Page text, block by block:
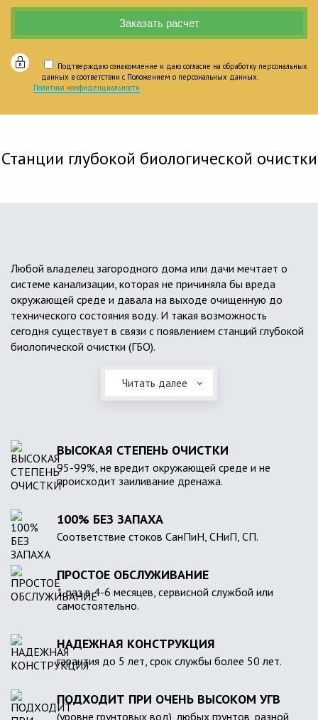
Подтверждаю ознакомление и даю согласие на обработку персональных
данных в соответствии с Положением о персональных данных.
Политика конфиденциальности
Станции глубокой биологической очистки
Любой владелец загородного дома или дачи мечтает о
системе канализации, которая не причиняла бы вреда
окружающей среде и давала на выходе очищенную до
технического состояния воду. И такая возможность
сегодня существует в связи с появлением станций глубокой
биологической очистки (ГБО).
Читать далее
ВЫСОКАЯ СТЕПЕНЬ ОЧИСТКИ
95-99%, не вредит окружающей среде и не
происходит заиливание дренажа.
100% БЕЗ ЗАПАХА
Соответствие стоков СанПиН, СНиП, СП.
ПРОСТОЕ ОБСЛУЖИВАНИЕ
1 раз в 4-6 месяцев, сервисной службой или
самостоятельно.
НАДЕЖНАЯ КОНСТРУКЦИЯ
гарантия до 5 лет, срок службы более 50 лет.
ПОДХОДИТ ПРИ ОЧЕНЬ ВЫСОКОМ УГВ
(уровне грунтовых вод), любых грунтов, разной